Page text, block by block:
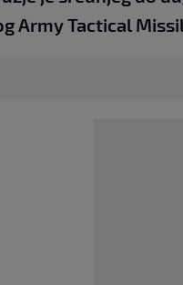
Army Tactical